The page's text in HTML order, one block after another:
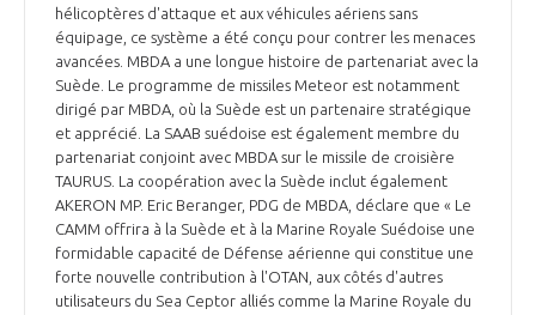
hélicoptères d'attaque et aux véhicules aériens sans
équipage, ce système a été conçu pour contrer les menaces
avancées. MBDA a une longue histoire de partenariat avec la
Suède. Le programme de missiles Meteor est notamment
dirigé par MBDA, où la Suède est un partenaire stratégique
et apprécié. La SAAB suédoise est également membre du
partenariat conjoint avec MBDA sur le missile de croisière
TAURUS. La coopération avec la Suède inclut également
AKERON MP. Eric Beranger, PDG de MBDA, déclare que « Le
CAMM offrira à la Suède et à la Marine Royale Suédoise une
formidable capacité de Défense aérienne qui constitue une
forte nouvelle contribution à l'OTAN, aux côtés d'autres
utilisateurs du Sea Ceptor alliés comme la Marine Royale du